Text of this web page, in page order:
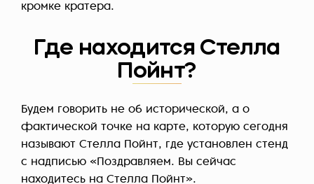
кромке кратера.
Где находится Стелла
Пойнт?
Будем говорить не об исторической, а о
фактической точке на карте, которую сегодня
называют Стелла Пойнт, где установлен стенд
с надписью «Поздравляем. Вы сейчас
находитесь на Стелла Пойнт».